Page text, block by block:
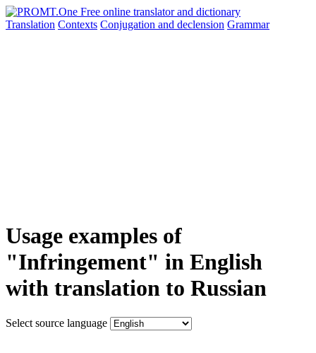
Translation Contexts Conjugation and declension Grammar
Usage examples of
"Infringement" in English
with translation to Russian
Select source language